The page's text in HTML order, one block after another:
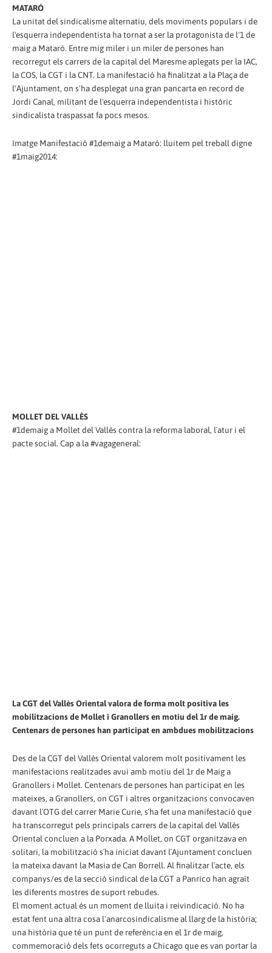
MATARÓ
La unitat del sindicalisme alternatiu, dels moviments populars i de
l'esquerra independentista ha tornat a ser la protagonista de l'1 de
maig a Mataró. Entre mig miler i un miler de persones han
recorregut els carrers de la capital del Maresme aplegats per la IAC,
la COS, la CGT i la CNT. La manifestació ha finalitzat a la Plaça de
l'Ajuntament, on s'ha desplegat una gran pancarta en record de
Jordi Canal, militant de l'esquerra independentista i històric
sindicalista traspassat fa pocs mesos.
Imatge Manifestació #1demaig a Mataró: lluitem pel treball digne
#1maig2014:
MOLLET DEL VALLÈS
#1demaig a Mollet del Vallès contra la reforma laboral, l´atur i el
pacte social. Cap a la #vagageneral:
La CGT del Vallès Oriental valora de forma molt positiva les
mobilitzacions de Mollet i Granollers en motiu del 1r de maig.
Centenars de persones han participat en ambdues mobilitzacions
Des de la CGT del Vallès Oriental valorem molt positivament les
manifestacions realitzades avui amb motiu del 1r de Maig a
Granollers i Mollet. Centenars de persones han participat en les
mateixes, a Granollers, on CGT i altres organitzacions convocaven
davant l´OTG del carrer Marie Curie, s´ha fet una manifestació que
ha transcorregut pels principals carrers de la capital del Vallès
Oriental concluen a la Porxada. A Mollet, on CGT organitzava en
solitari, la mobilització s´ha iniciat davant l´Ajuntament concluen
la mateixa davant la Masia de Can Borrell. Al finalitzar l´acte, els
companys/es de la secció sindical de la CGT a Panrico han agraït
les diferents mostres de suport rebudes.
El moment actual és un moment de lluita i reivindicació. No ha
estat fent una altra cosa l'anarcosindicalisme al llarg de la història;
una història que té un punt de referència en el 1r de maig,
commemoració dels fets ocorreguts a Chicago que es van portar la